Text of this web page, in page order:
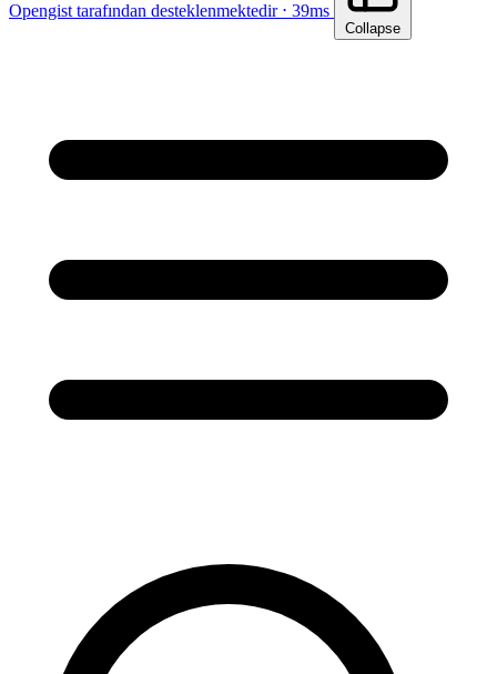
Opengist tarafından desteklenmektedir ⋅ 39ms
Collapse